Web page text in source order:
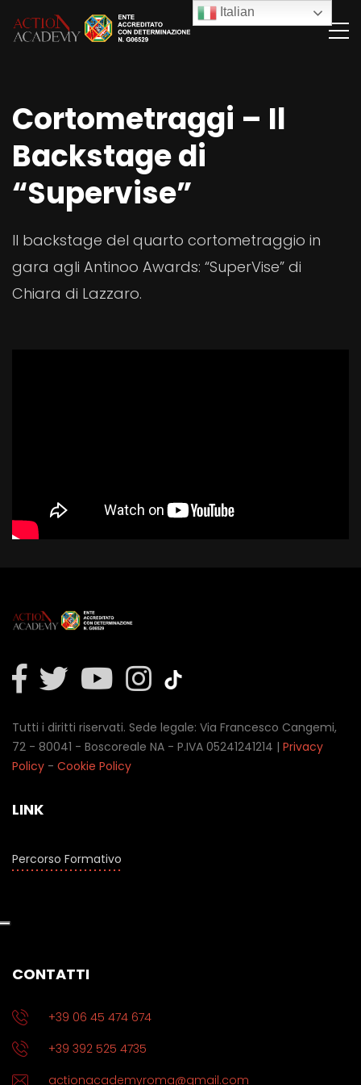
Cortometraggi – Il
Backstage di
“Supervise”
Il backstage del quarto cortometraggio in
gara agli Antinoo Awards: “SuperVise” di
Chiara di Lazzaro.
Tutti i diritti riservati. Sede legale: Via Francesco Cangemi,
72 - 80041 - Boscoreale NA - P.IVA 05241241214 | Privacy
Policy - Cookie Policy
LINK
Percorso Formativo
CONTATTI
+39 06 45 474 674
+39 392 525 4735
actionacademyroma@gmail.com
Italian